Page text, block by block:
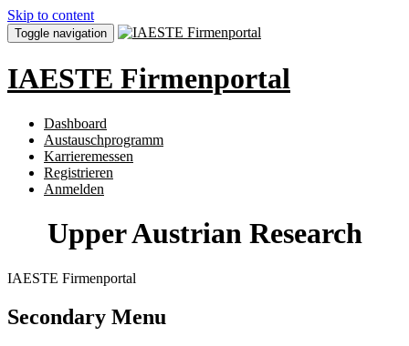
Skip to content
Toggle navigation
IAESTE Firmenportal
Dashboard
Austauschprogramm
Karrieremessen
Registrieren
Anmelden
Upper Austrian Research
IAESTE Firmenportal
Secondary Menu